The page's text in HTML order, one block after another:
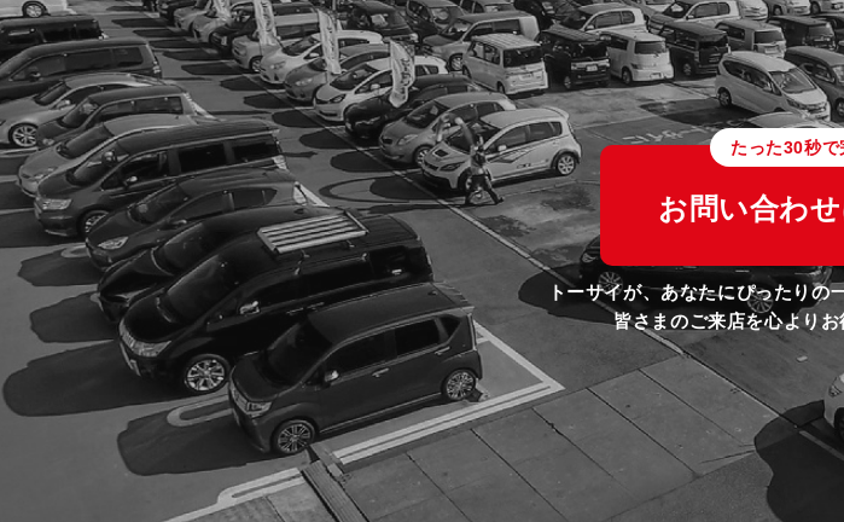
たった30秒で
お問い合わ
トーサイが、あなたにぴったりの
皆さまのご来店を心より